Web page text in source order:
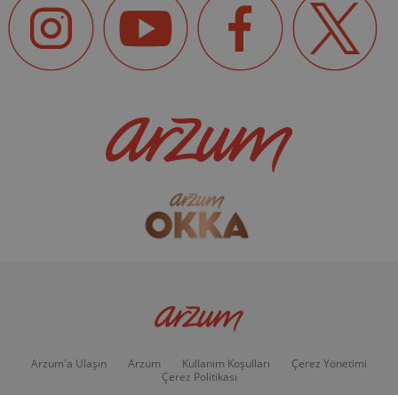
Arzum'a Ulaşın Arzum Kullanım Koşulları
Çerez Yönetimi
Çerez Politikası